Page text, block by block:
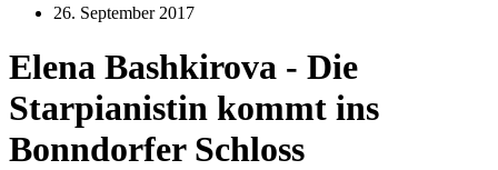
26. September 2017
Elena Bashkirova - Die
Starpianistin kommt ins
Bonndorfer Schloss